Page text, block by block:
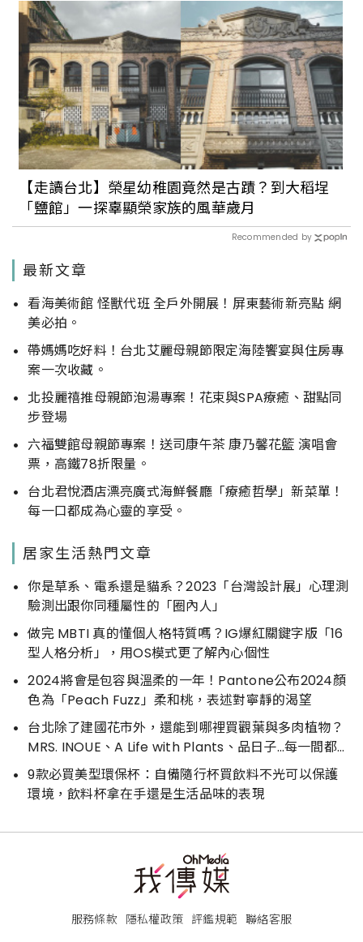
【走讀台北】榮星幼稚園竟然是古蹟？到大稻埕
「鹽館」一探辜顯榮家族的風華歲月
Recommended by
最新文章
看海美術館 怪獸代班 全戶外開展！屏東藝術新亮點 網
美必拍。
帶媽媽吃好料！台北艾麗母親節限定海陸饗宴與住房專
案一次收藏。
北投麗禧推母親節泡湯專案！花束與SPA療癒、甜點同
步登場
六福雙館母親節專案！送司康午茶 康乃馨花籃 演唱會
票，高鐵78折限量。
台北君悅酒店漂亮廣式海鮮餐廳「療癒哲學」新菜單！
每一口都成為心靈的享受。
居家生活熱門文章
你是草系、電系還是貓系？2023「台灣設計展」心理測
驗測出跟你同種屬性的「圈內人」
做完 MBTI 真的懂個人格特質嗎？IG爆紅關鍵字版「16
型人格分析」，用OS模式更了解內心個性
2024將會是包容與溫柔的一年！Pantone公布2024顏
色為「Peach Fuzz」柔和桃，表述對寧靜的渴望
台北除了建國花市外，還能到哪裡買觀葉與多肉植物？
MRS. INOUE、A Life with Plants、品日子…每一間都好
好逛
9款必買美型環保杯：自備隨行杯買飲料不光可以保護
環境，飲料杯拿在手還是生活品味的表現
服務條款 隱私權政策 評鑑規範 聯絡客服